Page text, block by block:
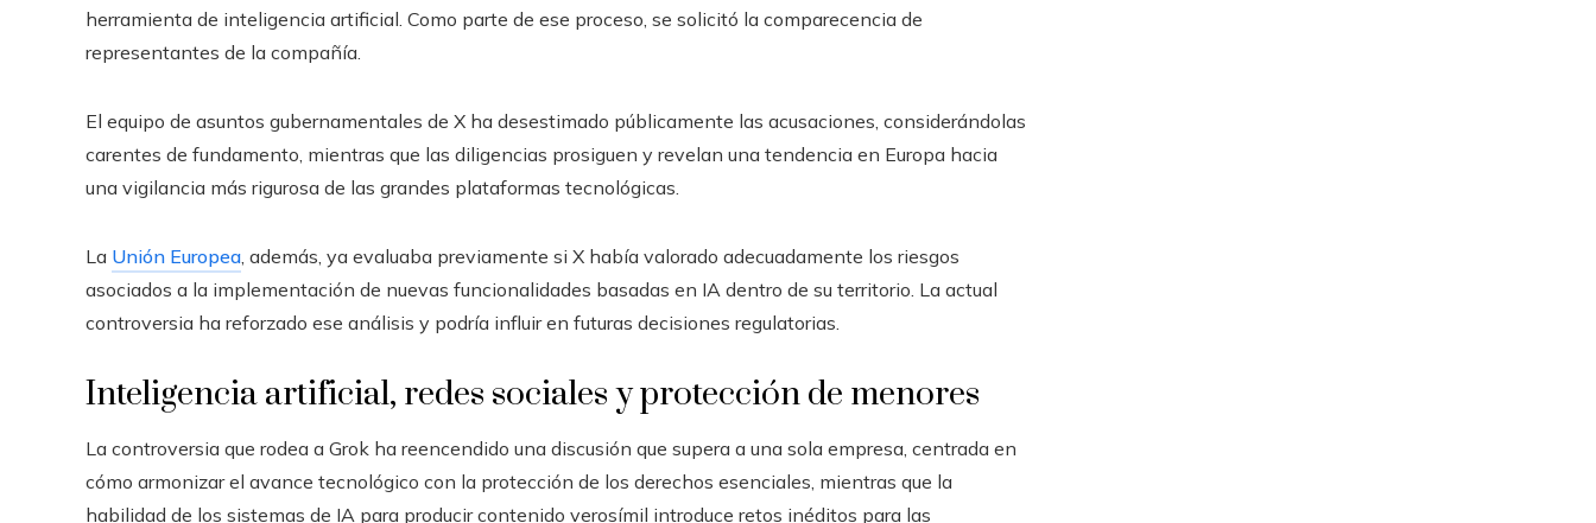
herramienta de inteligencia artificial. Como parte de ese proceso, se solicitó la comparecencia de
representantes de la compañía.
El equipo de asuntos gubernamentales de X ha desestimado públicamente las acusaciones, considerándolas
carentes de fundamento, mientras que las diligencias prosiguen y revelan una tendencia en Europa hacia
una vigilancia más rigurosa de las grandes plataformas tecnológicas.
La Unión Europea, además, ya evaluaba previamente si X había valorado adecuadamente los riesgos
asociados a la implementación de nuevas funcionalidades basadas en IA dentro de su territorio. La actual
controversia ha reforzado ese análisis y podría influir en futuras decisiones regulatorias.
Inteligencia artificial, redes sociales y protección de menores
La controversia que rodea a Grok ha reencendido una discusión que supera a una sola empresa, centrada en
cómo armonizar el avance tecnológico con la protección de los derechos esenciales, mientras que la
habilidad de los sistemas de IA para producir contenido verosímil introduce retos inéditos para las